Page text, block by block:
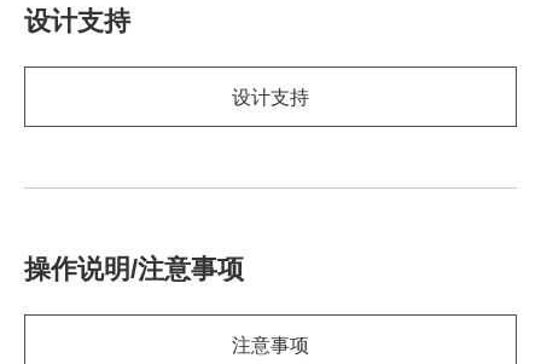
设计支持
设计支持
操作说明/注意事项
注意事项